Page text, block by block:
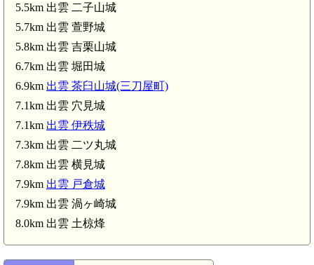
5.5km 出雲 二子山城
5.7km 出雲 萱野城
5.8km 出雲 吉栗山城
6.7km 出雲 堀田城
6.9km 出雲 茶臼山城(三刀屋町)
7.1km 出雲 穴見城
7.1km 出雲 伊秩城
7.3km 出雲 二ツ丸城
7.8km 出雲 横見城
7.9km 出雲 戸倉城
7.9km 出雲 渦ヶ崎城
8.0km 出雲 土椋烽